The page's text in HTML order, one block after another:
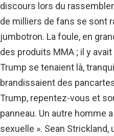
discours lors du
de milliers de fans se sont
jumbotron. La foule, en
des produits MMA ; il y
Trump se tenaient là,
brandissaient des
Trump, repentez-vous et
panneau. Un autre homme
sexuelle ». Sean